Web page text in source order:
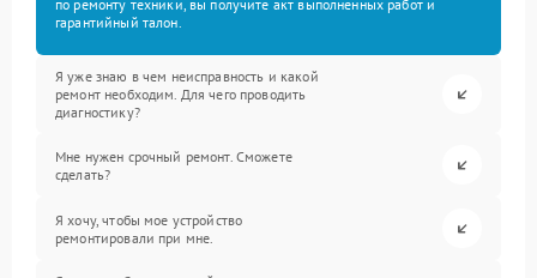
по ремонту техники, вы получите акт выполненных работ и
гарантийный талон.
Я уже знаю в чем неисправность и какой
ремонт необходим. Для чего проводить
диагностику?
Мне нужен срочный ремонт. Сможете
сделать?
Я хочу, чтобы мое устройство
ремонтировали при мне.